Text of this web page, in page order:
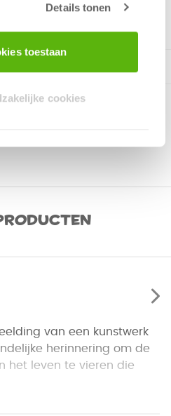
Details tonen
toestaan
cookies
van een kunstwerk
herinnering om de
het leven te vieren die